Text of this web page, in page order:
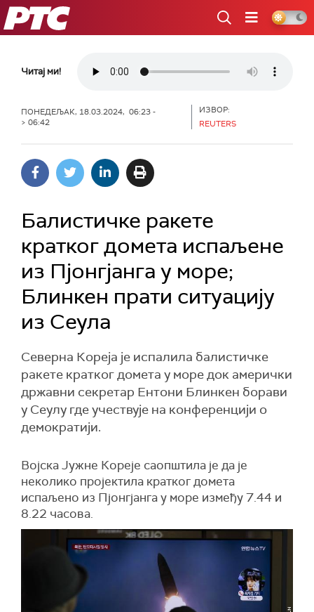
РТС
Читај ми!
ПОНЕДЕЉАК, 18.03.2024, 06:23 -
> 06:42
ИЗВОР:
REUTERS
Балистичке ракете
кратког домета испаљене
из Пјонгјанга у море;
Блинкен прати ситуацију
из Сеула
Северна Кореја је испалила балистичке
ракете кратког домета у море док амерички
државни секретар Ентони Блинкен борави
у Сеулу где учествује на конференцији о
демократији.
Војска Јужне Кореје саопштила је да је
неколико пројектила кратког домета
испаљено из Пјонгјанга у море између 7.44 и
8.22 часова.